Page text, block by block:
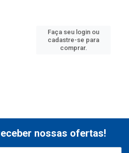
Faça seu login ou
cadastre-se para
comprar.
nossas ofertas!